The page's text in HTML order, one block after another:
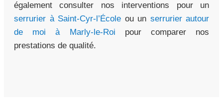
également consulter nos interventions pour un
serrurier à Saint-Cyr-l’École ou un serrurier autour
de moi à Marly-le-Roi pour comparer nos
prestations de qualité.